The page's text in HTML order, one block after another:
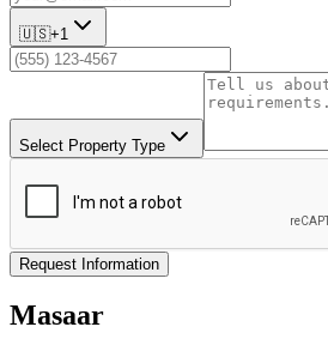
🇺🇸+1
Select Property Type
Request Information
Masaar